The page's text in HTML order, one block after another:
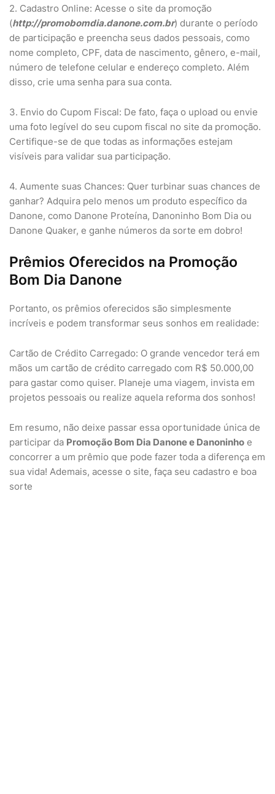
2. Cadastro Online: Acesse o site da promoção
(http://promobomdia.danone.com.br) durante o período
de participação e preencha seus dados pessoais, como
nome completo, CPF, data de nascimento, gênero, e-mail,
número de telefone celular e endereço completo. Além
disso, crie uma senha para sua conta.
3. Envio do Cupom Fiscal: De fato, faça o upload ou envie
uma foto legível do seu cupom fiscal no site da promoção.
Certifique-se de que todas as informações estejam
visíveis para validar sua participação.
4. Aumente suas Chances: Quer turbinar suas chances de
ganhar? Adquira pelo menos um produto específico da
Danone, como Danone Proteína, Danoninho Bom Dia ou
Danone Quaker, e ganhe números da sorte em dobro!
Prêmios Oferecidos na Promoção
Bom Dia Danone
Portanto, os prêmios oferecidos são simplesmente
incríveis e podem transformar seus sonhos em realidade:
Cartão de Crédito Carregado: O grande vencedor terá em
mãos um cartão de crédito carregado com R$ 50.000,00
para gastar como quiser. Planeje uma viagem, invista em
projetos pessoais ou realize aquela reforma dos sonhos!
Em resumo, não deixe passar essa oportunidade única de
participar da Promoção Bom Dia Danone e Danoninho e
concorrer a um prêmio que pode fazer toda a diferença em
sua vida! Ademais, acesse o site, faça seu cadastro e boa
sorte